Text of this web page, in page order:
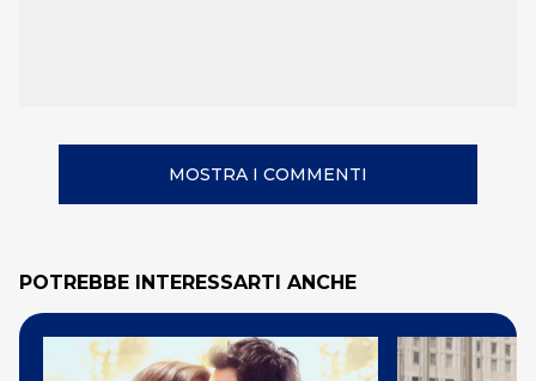
MOSTRA I COMMENTI
POTREBBE INTERESSARTI ANCHE